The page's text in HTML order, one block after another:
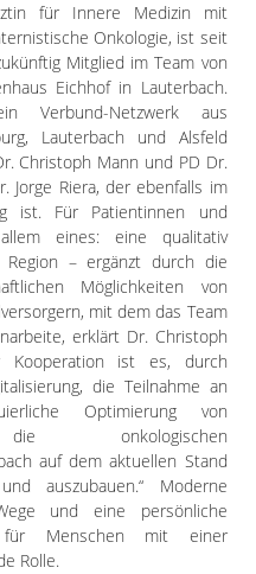
für Innere Medizin mit
Onkologie, ist seit
Mitglied im Team von
Eichhof in Lauterbach.
Verbund-Netzwerk aus
Lauterbach und Alsfeld
Christoph Mann und PD Dr.
Jorge Riera, der ebenfalls im
ist. Für Patientinnen und
eines: eine qualitativ
– ergänzt durch die
Möglichkeiten von
mit dem das Team
erklärt Dr. Christoph
ist es, durch
die Teilnahme an
Optimierung von
die onkologischen
auf dem aktuellen Stand
auszubauen.“ Moderne
und eine persönliche
für Menschen mit einer
Rolle.